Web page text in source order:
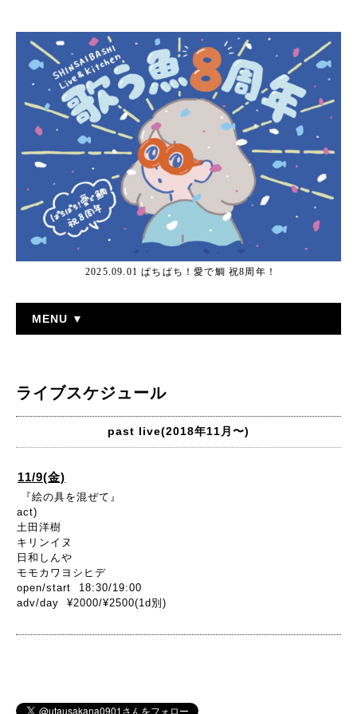
2025.09.01 ぱちぱち！愛で鯛 祝8周年！
MENU ▼
ライブスケジュール
past live(2018年11月〜)
11/9(金)
『絵の具を混ぜて』
act)
土田洋樹
キリンイヌ
日和しんや
モモカワヨシヒデ
open/start 18:30/19:00
adv/day ¥2000/¥2500(1d別)